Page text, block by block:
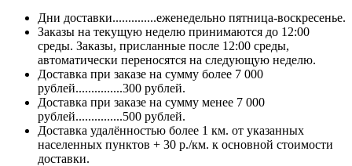
Дни доставки..............еженедельно пятница-воскресенье.
Заказы на текущую неделю принимаются до 12:00
среды. Заказы, присланные после 12:00 среды,
автоматически переносятся на следующую неделю.
Доставка при заказе на сумму более 7 000
рублей...............300 рублей.
Доставка при заказе на сумму менее 7 000
рублей...............500 рублей.
Доставка удалённостью более 1 км. от указанных
населенных пунктов + 30 р./км. к основной стоимости
доставки.